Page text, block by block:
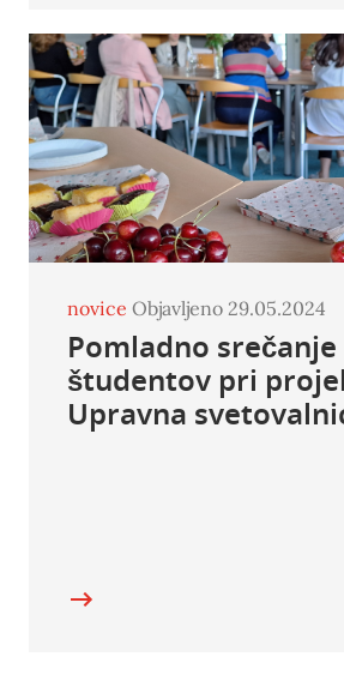
novice Objavljeno 29.05.2024
Pomladno srečanje
študentov pri
Upravna